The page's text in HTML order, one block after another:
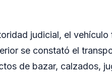
judicial, el
se constató el
de bazar, calzados,